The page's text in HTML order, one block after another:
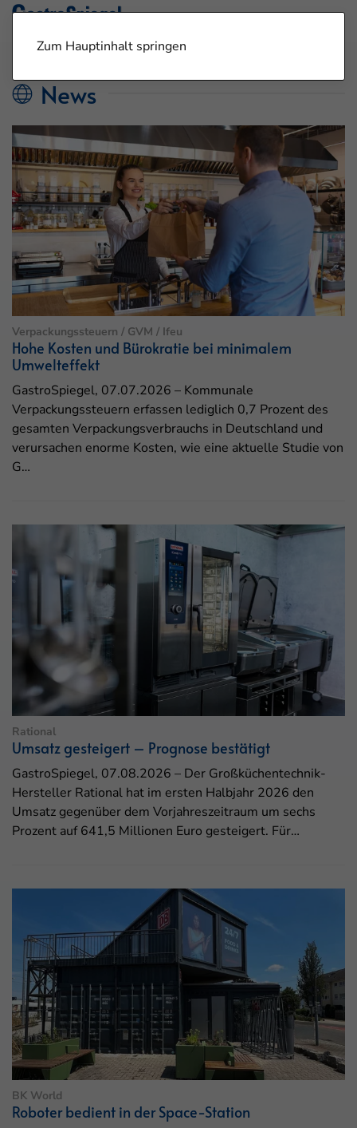
Zum Hauptinhalt springen
News
Verpackungssteuern / GVM / Ifeu
Hohe Kosten und Bürokratie bei minimalem
Umwelteffekt
GastroSpiegel, 07.07.2026 – Kommunale
Verpackungssteuern erfassen lediglich 0,7 Prozent des
gesamten Verpackungsverbrauchs in Deutschland und
verursachen enorme Kosten, wie eine aktuelle Studie von
G…
Rational
Umsatz gesteigert – Prognose bestätigt
GastroSpiegel, 07.08.2026 – Der Großküchentechnik-
Hersteller Rational hat im ersten Halbjahr 2026 den
Umsatz gegenüber dem Vorjahreszeitraum um sechs
Prozent auf 641,5 Millionen Euro gesteigert. Für…
BK World
Roboter bedient in der Space-Station